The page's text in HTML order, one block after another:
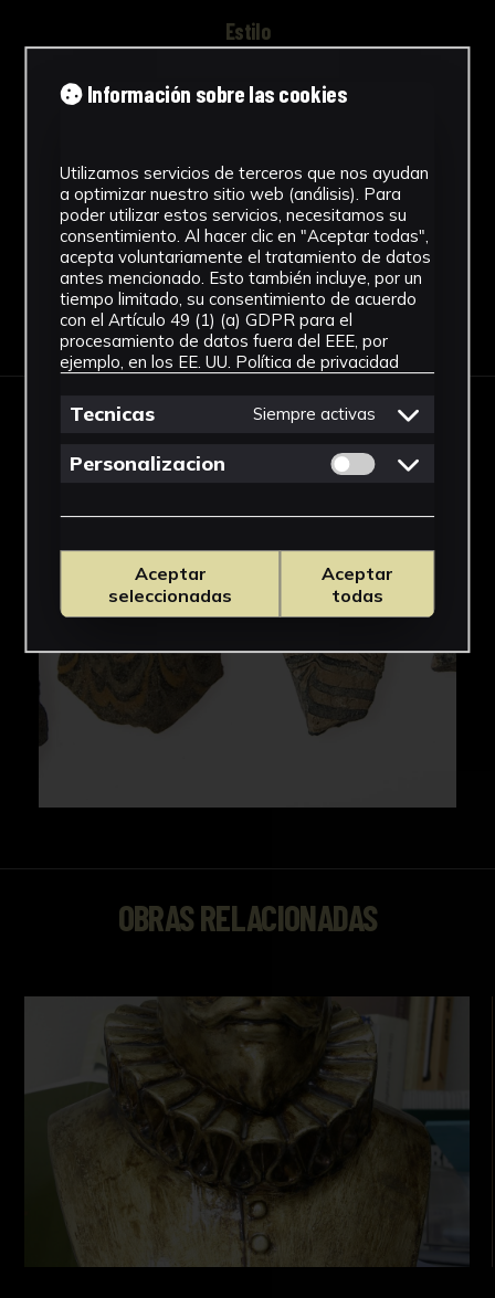
Estilo
Fayenza
Ver más
Descargar Ficha
OBRAS RELACIONADAS
Información sobre las cookies
Utilizamos servicios de terceros que nos ayudan
a optimizar nuestro sitio web (análisis). Para
poder utilizar estos servicios, necesitamos su
consentimiento. Al hacer clic en "Aceptar todas",
acepta voluntariamente el tratamiento de datos
antes mencionado. Esto también incluye, por un
tiempo limitado, su consentimiento de acuerdo
con el Artículo 49 (1) (a) GDPR para el
procesamiento de datos fuera del EEE, por
ejemplo, en los EE. UU. Política de privacidad
Tecnicas Siempre activas
Personalizacion Permitir cookies
Aceptar
seleccionadas
Aceptar
todas